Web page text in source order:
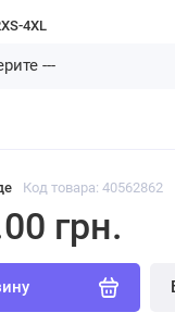
Код товара: 40562862
грн.
4XL